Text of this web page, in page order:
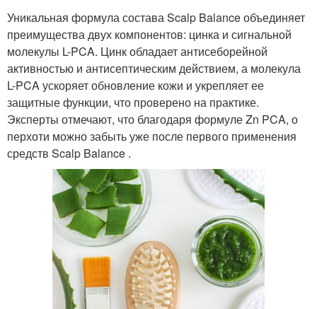
Уникальная формула состава Scalp Balance объединяет
преимущества двух компонентов: цинка и сигнальной
молекулы L-PCA. Цинк обладает антисеборейной
активностью и антисептическим действием, а молекула
L-PCA ускоряет обновление кожи и укрепляет ее
защитные функции, что проверено на практике.
Эксперты отмечают, что благодаря формуле Zn PCA, о
перхоти можно забыть уже после первого применения
средств Scalp Balance .